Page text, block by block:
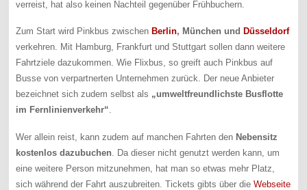
verreist, hat also keinen Nachteil gegenüber Frühbuchern.
Zum Start wird Pinkbus zwischen Berlin, München und Düsseldorf
verkehren. Mit Hamburg, Frankfurt und Stuttgart sollen dann weitere
Fahrtziele dazukommen. Wie Flixbus, so greift auch Pinkbus auf
Busse von verpartnerten Unternehmen zurück. Der neue Anbieter
bezeichnet sich zudem selbst als „umweltfreundlichste Busflotte
im Fernlinienverkehr“.
Wer allein reist, kann zudem auf manchen Fahrten den Nebensitz
kostenlos dazubuchen . Da dieser nicht genutzt werden kann, um
eine weitere Person mitzunehmen, hat man so etwas mehr Platz,
sich während der Fahrt auszubreiten. Tickets gibts über dieWebseite